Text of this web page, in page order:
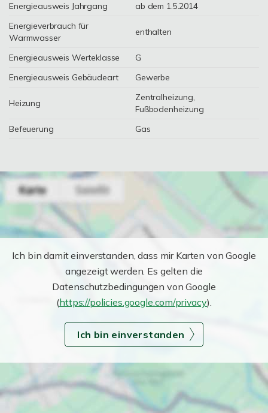
Energieausweis Jahrgang
ab dem 1.5.2014
Energieverbrauch für
Warmwasser
enthalten
Energieausweis Werteklasse
G
Energieausweis Gebäudeart
Gewerbe
Heizung
Zentralheizung,
Fußbodenheizung
Befeuerung
Gas
Ich bin damit einverstanden, dass mir Karten von Google
angezeigt werden. Es gelten die
Datenschutzbedingungen von Google
(https://policies.google.com/privacy).
Ich bin einverstanden